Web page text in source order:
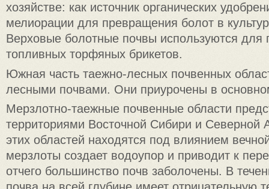
хозяйстве: как источник органических
мелиорации для превращения болот в
Верховые болотные почвы используются для
топливных торфяных брикетов.
Южная часть таежно-лесных почвенных
лесными почвами. Они приурочены в
Мерзлотно-таежные почвенные области
территориями Восточной Сибири и Северной
этих областей находятся под влиянием
мерзлоты создает водоупор и приводит к
отчего большинство почв заболочены. В